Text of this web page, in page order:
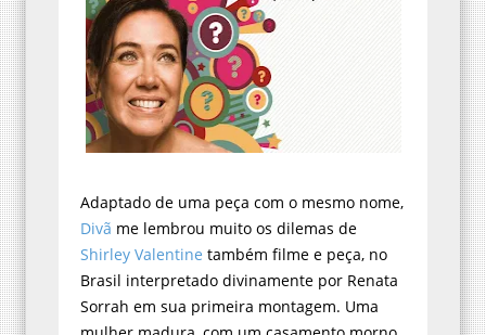
Adaptado de uma peça com o mesmo nome,
Divã me lembrou muito os dilemas de
Shirley Valentine também filme e peça, no
Brasil interpretado divinamente por Renata
Sorrah em sua primeira montagem. Uma